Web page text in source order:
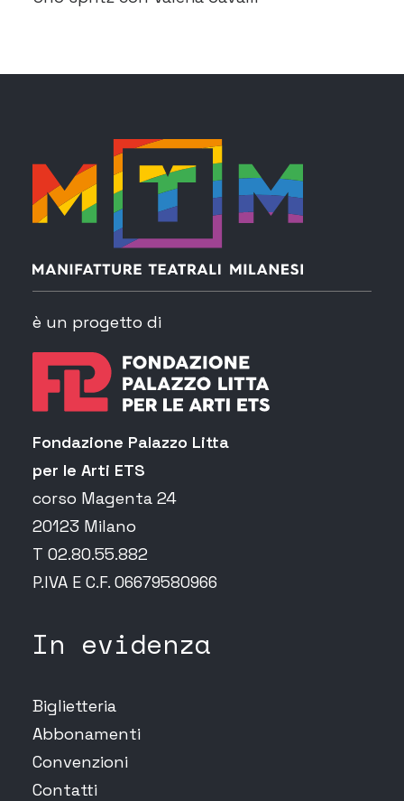
è un progetto di
Fondazione Palazzo Litta
per le Arti ETS
corso Magenta 24
20123 Milano
T 02.80.55.882
P.IVA E C.F. 06679580966
In evidenza
Biglietteria
Abbonamenti
Convenzioni
Contatti